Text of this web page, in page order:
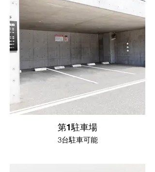
第1駐車場
3台駐車可能